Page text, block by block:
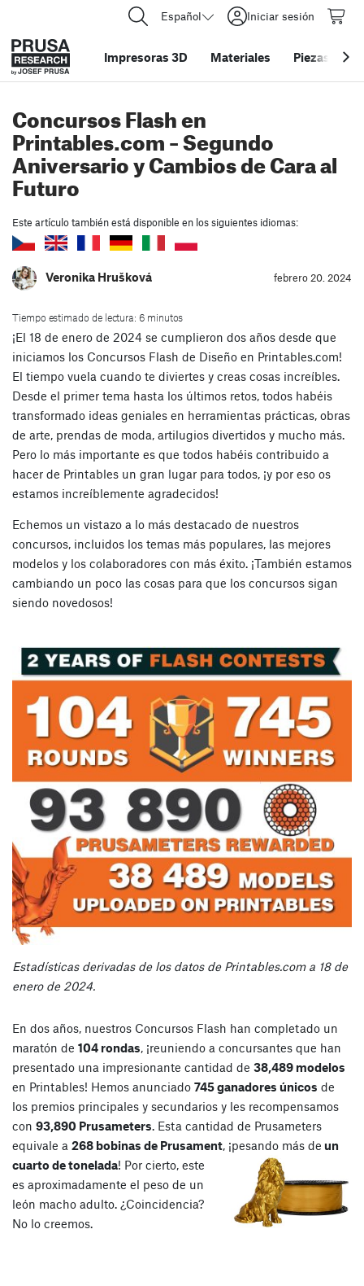
Español Iniciar sesión
Impresoras 3D Materiales Piezas y
Concursos Flash en
Printables.com – Segundo
Aniversario y Cambios de Cara al
Futuro
Este artículo también está disponible en los siguientes idiomas:
Veronika Hrušková febrero 20. 2024
Tiempo estimado de lectura: 6 minutos
¡El 18 de enero de 2024 se cumplieron dos años desde que
iniciamos los Concursos Flash de Diseño en Printables.com!
El tiempo vuela cuando te diviertes y creas cosas increíbles.
Desde el primer tema hasta los últimos retos, todos habéis
transformado ideas geniales en herramientas prácticas, obras
de arte, prendas de moda, artilugios divertidos y mucho más.
Pero lo más importante es que todos habéis contribuido a
hacer de Printables un gran lugar para todos, ¡y por eso os
estamos increíblemente agradecidos!
Echemos un vistazo a lo más destacado de nuestros
concursos, incluidos los temas más populares, las mejores
modelos y los colaboradores con más éxito. ¡También estamos
cambiando un poco las cosas para que los concursos sigan
siendo novedosos!
Estadísticas derivadas de los datos de Printables.com a 18 de
enero de 2024.
En dos años, nuestros Concursos Flash han completado un
maratón de 104 rondas, ¡reuniendo a concursantes que han
presentado una impresionante cantidad de 38,489 modelos
en Printables! Hemos anunciado 745 ganadores únicos de
los premios principales y secundarios y les recompensamos
con 93,890 Prusameters. Esta cantidad de Prusameters
equivale a 268 bobinas de Prusament, ¡pesando más de un
cuarto de tonelada! Por cierto, este
es aproximadamente el peso de un
león macho adulto. ¿Coincidencia?
No lo creemos.